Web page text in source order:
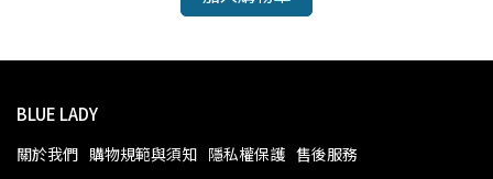
BLUE LADY
關於我們 購物規範與須知 隱私權保護 售後服務